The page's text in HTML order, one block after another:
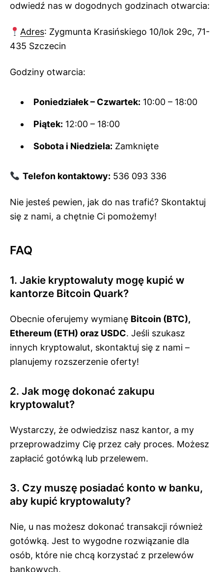
odwiedź nas w dogodnych godzinach otwarcia:
Adres: Zygmunta Krasińskiego 10/lok 29c, 71-
435 Szczecin
Godziny otwarcia:
Poniedziałek – Czwartek: 10:00 – 18:00
Piątek: 12:00 – 18:00
Sobota i Niedziela: Zamknięte
Telefon kontaktowy: 536 093 336
Nie jesteś pewien, jak do nas trafić? Skontaktuj
się z nami, a chętnie Ci pomożemy!
FAQ
1. Jakie kryptowaluty mogę kupić w
kantorze Bitcoin Quark?
Obecnie oferujemy wymianę Bitcoin (BTC),
Ethereum (ETH) oraz USDC. Jeśli szukasz
innych kryptowalut, skontaktuj się z nami –
planujemy rozszerzenie oferty!
2. Jak mogę dokonać zakupu
kryptowalut?
Wystarczy, że odwiedzisz nasz kantor, a my
przeprowadzimy Cię przez cały proces. Możesz
zapłacić gotówką lub przelewem.
3. Czy muszę posiadać konto w banku,
aby kupić kryptowaluty?
Nie, u nas możesz dokonać transakcji również
gotówką. Jest to wygodne rozwiązanie dla
osób, które nie chcą korzystać z przelewów
bankowych.